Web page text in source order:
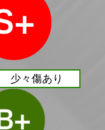
少々傷あり